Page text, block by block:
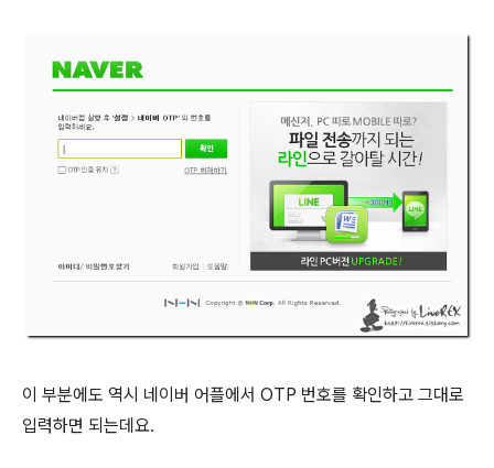
이 부분에도 역시 네이버 어플에서 OTP 번호를 확인하고 그대로
입력하면 되는데요.